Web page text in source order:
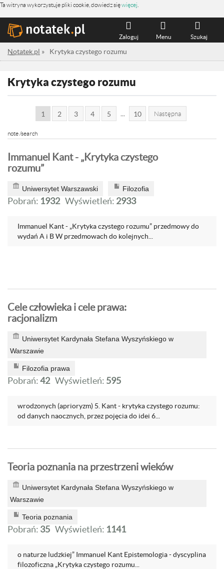
Ta witryna wykorzystuje pliki cookie, dowiedz sięwięcej
Szukaj
Menu
Zaloguj
Notatek.pl » Krytyka czystego rozumu
Krytyka czystego rozumu
1 2 3 4 5 10 Następna
note /search
Immanuel Kant - „Krytyka czystego
rozumu”
Uniwersytet Warszawski Filozofia
Pobrań: 1932 Wyświetleń: 2933
Immanuel Kant - „Krytyka czystego rozumu” przedmowy do
wydań A i B W przedmowach do kolejnych...
Cele człowieka i cele prawa:
racjonalizm
Uniwersytet Kardynała Stefana Wyszyńskiego w
Warszawie
Filozofia prawa
Pobrań:42 Wyświetleń: 595
wrodzonych (aprioryzm) 5. Kant - krytyka czystego rozumu:
od danych naocznych, przez pojęcia do idei 6...
Teoria poznania na przestrzeni wieków
Uniwersytet Kardynała Stefana Wyszyńskiego w
Warszawie
Teoria poznania
Pobrań: 35 Wyświetleń: 1141
o naturze ludzkiej” Immanuel Kant Epistemologia - dyscyplina
filozoficzna „Krytyka czystego rozumu...